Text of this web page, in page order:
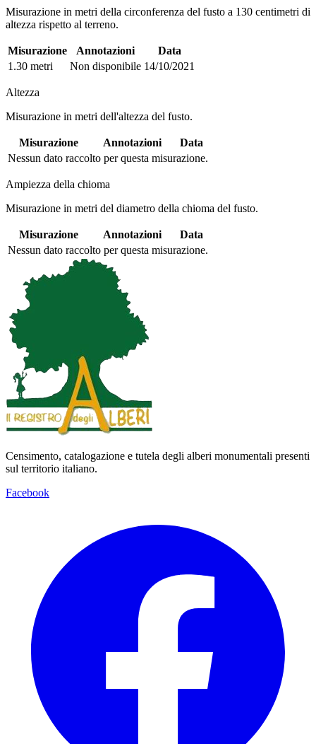
Misurazione in metri della circonferenza del fusto a 130 centimetri di
altezza rispetto al terreno.
Misurazione Annotazioni
Data
1.30 metri
Non disponibile 14/10/2021
Altezza
Misurazione in metri dell'altezza del fusto.
Misurazione Annotazioni
Data
Nessun dato raccolto per questa misurazione.
Ampiezza della chioma
Misurazione in metri del diametro della chioma del fusto.
Misurazione Annotazioni
Data
Nessun dato raccolto per questa misurazione.
Censimento, catalogazione e tutela degli alberi monumentali presenti
sul territorio italiano.
Facebook